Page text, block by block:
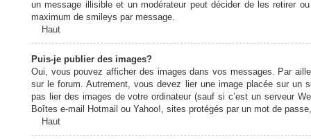
un message illisible et un modérateur peut décider de les retirer
maximum de smileys par message.
Haut
Puis-je publier des images?
Oui, vous pouvez afficher des images dans vos messages. Par
sur le forum. Autrement, vous devez lier une image placée sur un
pas lier des images de votre ordinateur (sauf si c’est un serveur
Boîtes e-mail Hotmail ou Yahoo!, sites protégés par un mot de
Haut